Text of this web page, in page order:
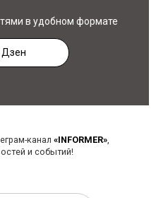
в удобном формате
Дзен
канал «INFORMER»,
и событий!